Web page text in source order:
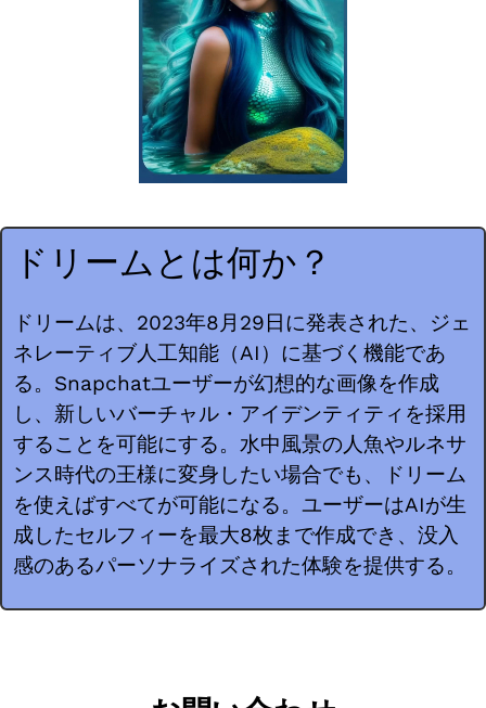
ドリームとは何か？
ドリームは、2023年8月29日に発表された、ジェ
ネレーティブ人工知能（AI）に基づく機能であ
る。Snapchatユーザーが幻想的な画像を作成
し、新しいバーチャル・アイデンティティを採用
することを可能にする。水中風景の人魚やルネサ
ンス時代の王様に変身したい場合でも、ドリーム
を使えばすべてが可能になる。ユーザーはAIが生
成したセルフィーを最大8枚まで作成でき、没入
感のあるパーソナライズされた体験を提供する。